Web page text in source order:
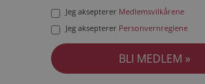
Jeg aksepterer Medlemsvilkårene
Jeg aksepterer Personvernreglene